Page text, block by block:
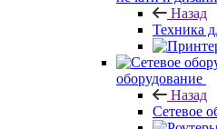
Назад
Техника
оборудование
Назад
Сетевое